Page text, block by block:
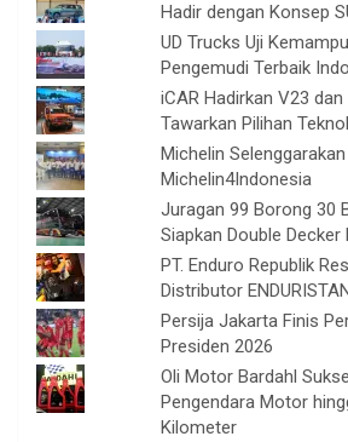
Hadir dengan Konsep
UD Trucks Uji
Pengemudi Terbaik
iCAR Hadirkan V23
Tawarkan Pilihan
Michelin
Michelin4Indonesia
Juragan 99 Borong 30
Siapkan Double Decker
PT. Enduro Republik
Distributor
Persija Jakarta Finis
Presiden 2026
Oli Motor Bardahl
Pengendara Motor
Kilometer